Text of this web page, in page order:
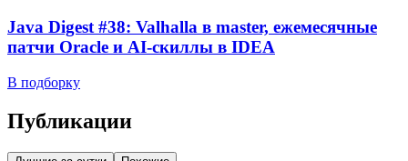
Java Digest #38: Valhalla в master, ежемесячные
патчи Oracle и AI-скиллы в IDEA
В подборку
Публикации